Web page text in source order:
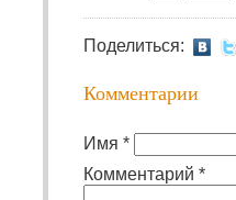
Поделиться:
Комментарии
Имя *
Комментарий *